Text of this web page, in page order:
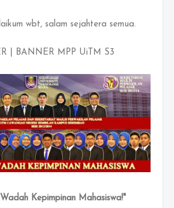
wbt, salam sejahtera semua.
| BANNER MPP UiTM S3
Kepimpinan Mahasiswa!"